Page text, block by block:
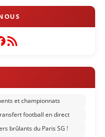
Flux RSS
et championnats
football en direct
brûlants du Paris SG !